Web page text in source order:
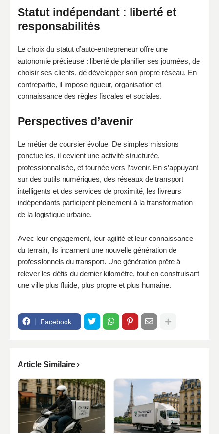
Statut indépendant : liberté et
responsabilités
Le choix du statut d’auto-entrepreneur offre une
autonomie précieuse : liberté de planifier ses journées, de
choisir ses clients, de développer son propre réseau. En
contrepartie, il impose rigueur, organisation et
connaissance des règles fiscales et sociales.
Perspectives d’avenir
Le métier de coursier évolue. De simples missions
ponctuelles, il devient une activité structurée,
professionnalisée, et tournée vers l’avenir. En s’appuyant
sur des outils numériques, des réseaux de transport
intelligents et des services de proximité, les livreurs
indépendants participent pleinement à la transformation
de la logistique urbaine.
Avec leur engagement, leur agilité et leur connaissance
du terrain, ils incarnent une nouvelle génération de
professionnels du transport. Une génération prête à
relever les défis du dernier kilomètre, tout en construisant
une ville plus fluide, plus propre et plus humaine.
Facebook
Article Similaire